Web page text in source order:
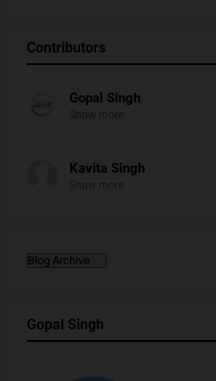
Contributors
Gopal Singh
Kavita Singh
Gopal Singh